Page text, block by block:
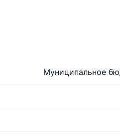
Муниципальное